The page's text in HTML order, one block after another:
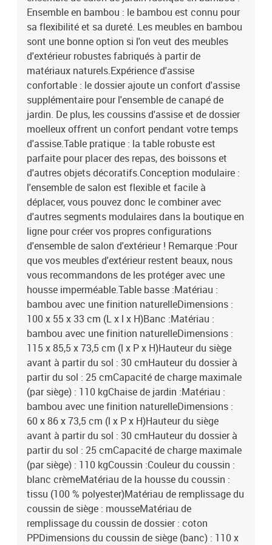
de dossier
Ensemble en bambou : le bambou est connu pour
sa flexibilité et sa dureté. Les meubles en bambou
sont une bonne option si l'on veut des meubles
d'extérieur robustes fabriqués à partir de
matériaux naturels.Expérience d'assise
confortable : le dossier ajoute un confort d'assise
supplémentaire pour l'ensemble de canapé de
jardin. De plus, les coussins d'assise et de dossier
moelleux offrent un confort pendant votre temps
d'assise.Table pratique : la table robuste est
parfaite pour placer des repas, des boissons et
d'autres objets décoratifs.Conception modulaire :
l'ensemble de salon est flexible et facile à
déplacer, vous pouvez donc le combiner avec
d'autres segments modulaires dans la boutique en
ligne pour créer vos propres configurations
d'ensemble de salon d'extérieur ! Remarque :Pour
que vos meubles d'extérieur restent beaux, nous
vous recommandons de les protéger avec une
housse imperméable.Table basse :Matériau :
bambou avec une finition naturelleDimensions :
100 x 55 x 33 cm (L x l x H)Banc :Matériau :
bambou avec une finition naturelleDimensions :
115 x 85,5 x 73,5 cm (l x P x H)Hauteur du siège
avant à partir du sol : 30 cmHauteur du dossier à
partir du sol : 25 cmCapacité de charge maximale
(par siège) : 110 kgChaise de jardin :Matériau :
bambou avec une finition naturelleDimensions :
60 x 86 x 73,5 cm (l x P x H)Hauteur du siège
avant à partir du sol : 30 cmHauteur du dossier à
partir du sol : 25 cmCapacité de charge maximale
(par siège) : 110 kgCoussin :Couleur du coussin :
blanc crèmeMatériau de la housse du coussin :
tissu (100 % polyester)Matériau de remplissage du
coussin de siège : mousseMatériau de
remplissage du coussin de dossier : coton
PPDimensions du coussin de siège (banc) : 110 x